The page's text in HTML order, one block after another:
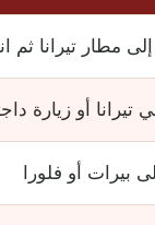
مطار تيرانا ثم
تيرانا أو زيارة
بيرات أو فلورا